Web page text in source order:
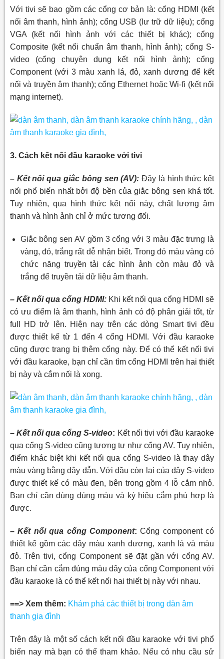
Với tivi sẽ bao gồm các cổng cơ bản là: cổng HDMI (kết
nối âm thanh, hình ảnh); cổng USB (lư trữ dữ liệu); cổng
VGA (kết nối hình ảnh với các thiết bị khác); cổng
Composite (kết nối chuẩn âm thanh, hình ảnh); cổng S-
video (cổng chuyên dụng kết nối hình ảnh); cổng
Component (với 3 màu xanh lá, đỏ, xanh dương để kết
nối và truyền âm thanh); cổng Ethernet hoặc Wi-fi (kết nối
mạng internet).
3. Cách kết nối đầu karaoke với tivi
– Kết nối qua giắc bông sen (AV): Đây là hình thức kết
nối phổ biến nhất bởi độ bền của giắc bông sen khá tốt.
Tuy nhiên, qua hình thức kết nối này, chất lượng âm
thanh và hình ảnh chỉ ở mức tương đối.
Giắc bông sen AV gồm 3 cổng với 3 màu đặc trưng là
vàng, đỏ, trắng rất dễ nhận biết. Trong đó màu vàng có
chức năng truyền tải các hình ảnh còn màu đỏ và
trắng để truyền tải dữ liệu âm thanh.
– Kết nối qua cổng HDMI:Khi kết nối qua cổng HDMI sẽ
có ưu điểm là âm thanh, hình ảnh có độ phân giải tốt, từ
full HD trở lên. Hiện nay trên các dòng Smart tivi đều
được thiết kế từ 1 đến 4 cổng HDMI. Với đầu karaoke
cũng được trang bị thêm cổng này. Để có thể kết nối tivi
với đầu karaoke, bạn chỉ cần tìm cổng HDMI trên hai thiết
bị này và cắm nối là xong.
– Kết nối qua cổng S-video: Kết nối tivi với đầu karaoke
qua cổng S-video cũng tương tự như cổng AV. Tuy nhiên,
điểm khác biệt khi kết nối qua cổng S-video là thay dây
màu vàng bằng dây dẫn. Với đầu còn lại của dây S-video
được thiết kế có màu đen, bên trong gồm 4 lỗ cắm nhỏ.
Bạn chỉ cần dùng đúng màu và ký hiệu cắm phù hợp là
được.
– Kết nối qua cổng Component: Cổng component có
thiết kế gồm các dây màu xanh dương, xanh lá và màu
đỏ. Trên tivi, cổng Component sẽ đặt gần với cổng AV.
Bạn chỉ cần cắm đúng màu dây của cổng Component với
đầu karaoke là có thể kết nối hai thiết bị này với nhau.
==> Xem thêm: Khám phá các thiết bị trong dàn âm
thanh gia đình
Trên đây là một số cách kết nối đầu karaoke với tivi phổ
biến nay mà bạn có thể tham khảo. Nếu có nhu cầu sử